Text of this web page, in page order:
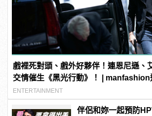
戲裡死對頭、戲外好夥伴！連恩尼遜、
交情催生《黑光行動》！ | manfashion
ENTERTAINMENT
伴侶和妳一起預防